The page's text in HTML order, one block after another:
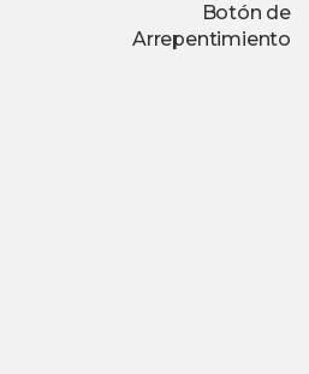
Botón de
Arrepentimiento